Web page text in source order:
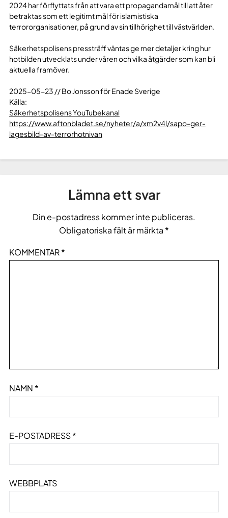
2024 har förflyttats från att vara ett propagandamål till att åter
betraktas som ett legitimt mål för islamistiska
terrororganisationer, på grund av sin tillhörighet till västvärlden.
Säkerhetspolisens pressträff väntas ge mer detaljer kring hur
hotbilden utvecklats under våren och vilka åtgärder som kan bli
aktuella framöver.
2025-05-23 // Bo Jonsson för Enade Sverige
Källa:
Säkerhetspolisens YouTubekanal
https://www.aftonbladet.se/nyheter/a/xm2v4l/sapo-ger-
lagesbild-av-terrorhotnivan
Lämna ett svar
Din e-postadress kommer inte publiceras.
Obligatoriska fält är märkta *
KOMMENTAR*
NAMN *
E-POSTADRESS*
WEBBPLATS